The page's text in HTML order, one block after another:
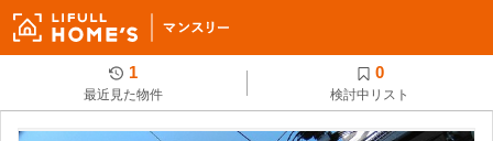
1
最近見た物件
0
検討中リスト